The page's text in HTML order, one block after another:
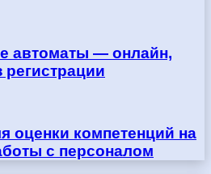
автоматы — онлайн,
регистрации
оценки компетенций на
с персоналом